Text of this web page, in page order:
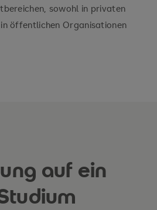
of business
sowohl in privaten
öffentlichen Organisationen
auf ein